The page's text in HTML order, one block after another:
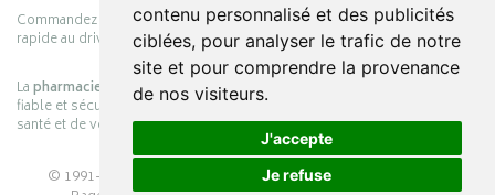
contenu personnalisé et des publicités
ciblées, pour analyser le trafic de notre
site et pour comprendre la provenance
de nos visiteurs.
J'accepte
Je refuse
Commandez simplement vos produits en ligne et choisissez le retrait
rapide au drive ou la livraison à domicile, en toute simplicité.
Lapharmacie Cayeuxs’engage à vous offrir une expérience pratique,
fiable et sécurisée, en officine comme en ligne, au service de votre
santé et de votre bien-être.
© 1991-2026 PHARMACIE CAYEUX– Tous droits réservés –